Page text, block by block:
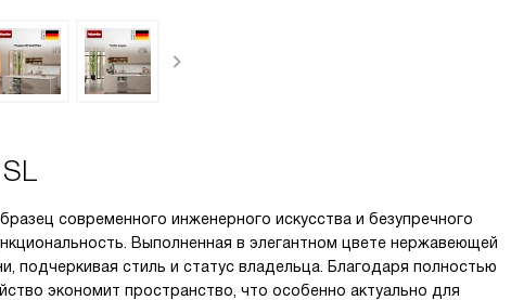
современного инженерного искусства и безупречного
Выполненная в элегантном цвете нержавеющей
подчеркивая стиль и статус владельца. Благодаря полностью
экономит пространство, что особенно актуально для